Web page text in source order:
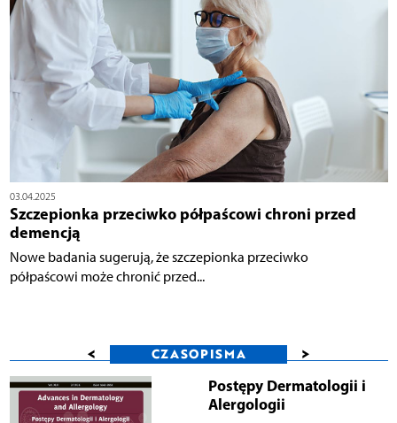
03.04.2025
Szczepionka przeciwko półpaścowi chroni przed
demencją
Nowe badania sugerują, że szczepionka przeciwko
półpaścowi może chronić przed...
< CZASOPISMA >
Postępy Dermatologii i
Alergologii